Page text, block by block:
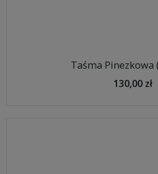
Taśma Pinezkowa
130,00 zł